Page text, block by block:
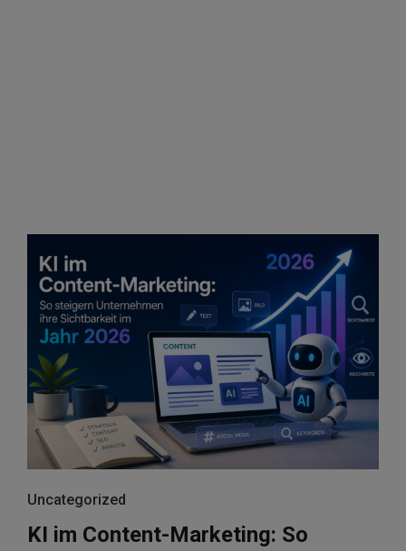
Uncategorized
KI im Content-Marketing: So